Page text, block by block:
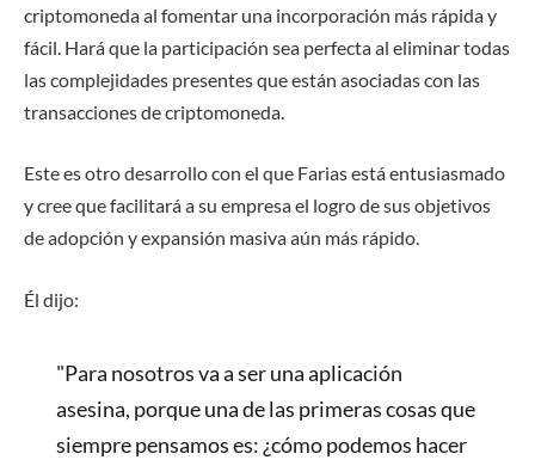
criptomoneda al fomentar una incorporación más rápida y
fácil. Hará que la participación sea perfecta al eliminar todas
las complejidades presentes que están asociadas con las
transacciones de criptomoneda.
Este es otro desarrollo con el que Farias está entusiasmado
y cree que facilitará a su empresa el logro de sus objetivos
de adopción y expansión masiva aún más rápido.
Él dijo:
"Para nosotros va a ser una aplicación
asesina, porque una de las primeras cosas que
siempre pensamos es: ¿cómo podemos hacer